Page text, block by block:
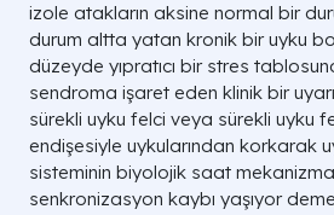
izole atakların aksine normal bir
durum altta yatan kronik bir uyku
düzeyde yıpratıcı bir stres
sendroma işaret eden klinik bir
sürekli uyku felci veya sürekli uyku
endişesiyle uykularından korkarak
sisteminin biyolojik saat
senkronizasyon kaybı yaşıyor